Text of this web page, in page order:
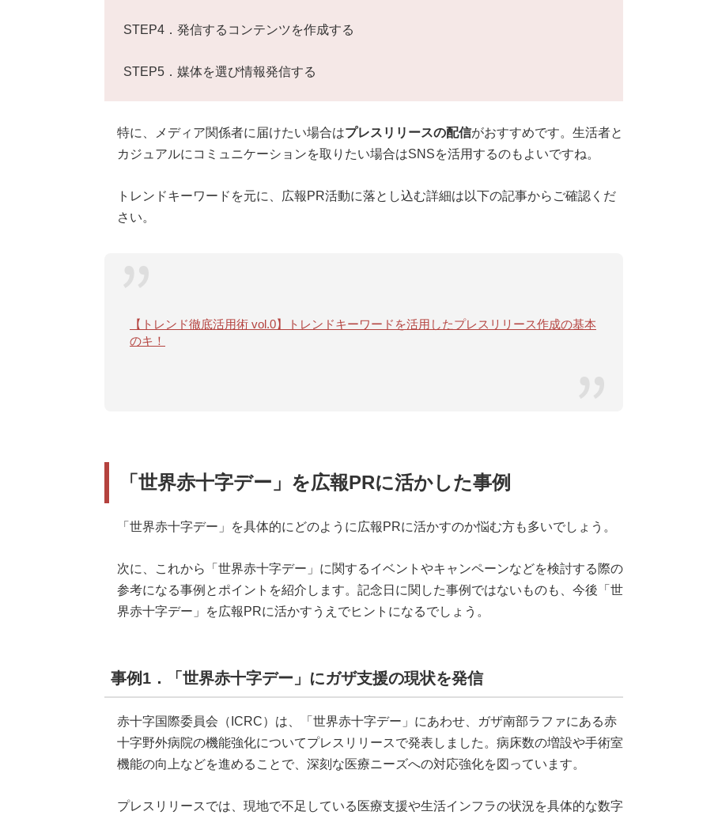
STEP4．発信するコンテンツを作成する
STEP5．媒体を選び情報発信する
特に、メディア関係者に届けたい場合はプレスリリースの配信がおすすめです。生活者と
カジュアルにコミュニケーションを取りたい場合はSNSを活用するのもよいですね。
トレンドキーワードを元に、広報PR活動に落とし込む詳細は以下の記事からご確認くだ
さい。
【トレンド徹底活用術 vol.0】トレンドキーワードを活用したプレスリリース作成の基本
のキ！
「世界赤十字デー」を広報PRに活かした事例
「世界赤十字デー」を具体的にどのように広報PRに活かすのか悩む方も多いでしょう。
次に、これから「世界赤十字デー」に関するイベントやキャンペーンなどを検討する際の
参考になる事例とポイントを紹介します。記念日に関した事例ではないものも、今後「世
界赤十字デー」を広報PRに活かすうえでヒントになるでしょう。
事例1．「世界赤十字デー」にガザ支援の現状を発信
赤十字国際委員会（ICRC）は、「世界赤十字デー」にあわせ、ガザ南部ラファにある赤
十字野外病院の機能強化についてプレスリリースで発表しました。病床数の増設や手術室
機能の向上などを進めることで、深刻な医療ニーズへの対応強化を図っています。
プレスリリースでは、現地で不足している医療支援や生活インフラの状況を具体的な数字